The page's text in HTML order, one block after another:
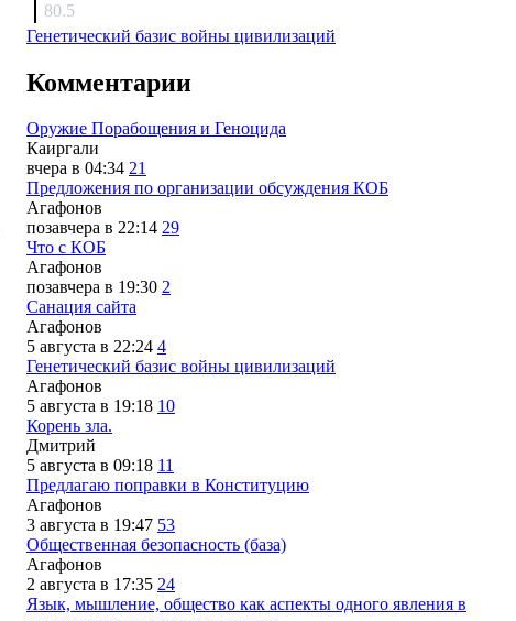
80.5
Генетический базис войны цивилизаций
Комментарии
Оружие Порабощения и Геноцида
Каиргали
вчера в 04:34 21
Предложения по организации обсуждения КОБ
Агафонов
позавчера в 22:14 29
Что с КОБ
Агафонов
позавчера в 19:30 2
Санация сайта
Агафонов
5 августа в 22:24 4
Генетический базис войны цивилизаций
Агафонов
5 августа в 19:18 10
Корень зла.
Дмитрий
5 августа в 09:18 11
Предлагаю поправки в Конституцию
Агафонов
3 августа в 19:47 53
Общественная безопасность (база)
Агафонов
2 августа в 17:35 24
Язык, мышление, общество как аспекты одного явления в